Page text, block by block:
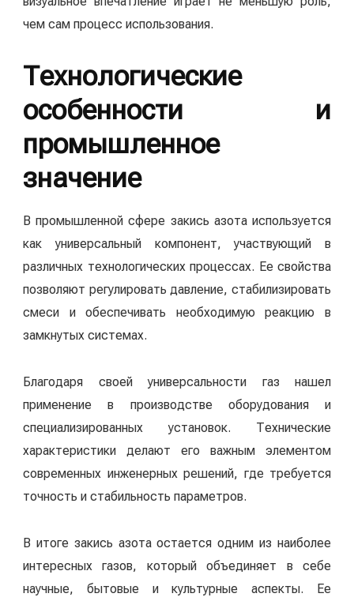
чем сам процесс использования.
Технологические
особенности и
промышленное
значение
В промышленной сфере закись азота используется
как универсальный компонент, участвующий в
различных технологических процессах. Ее свойства
позволяют регулировать давление, стабилизировать
смеси и обеспечивать необходимую реакцию в
замкнутых системах.
Благодаря своей универсальности газ нашел
применение в производстве оборудования и
специализированных установок. Технические
характеристики делают его важным элементом
современных инженерных решений, где требуется
точность и стабильность параметров.
В итоге закись азота остается одним из наиболее
интересных газов, который объединяет в себе
научные, бытовые и культурные аспекты. Ее